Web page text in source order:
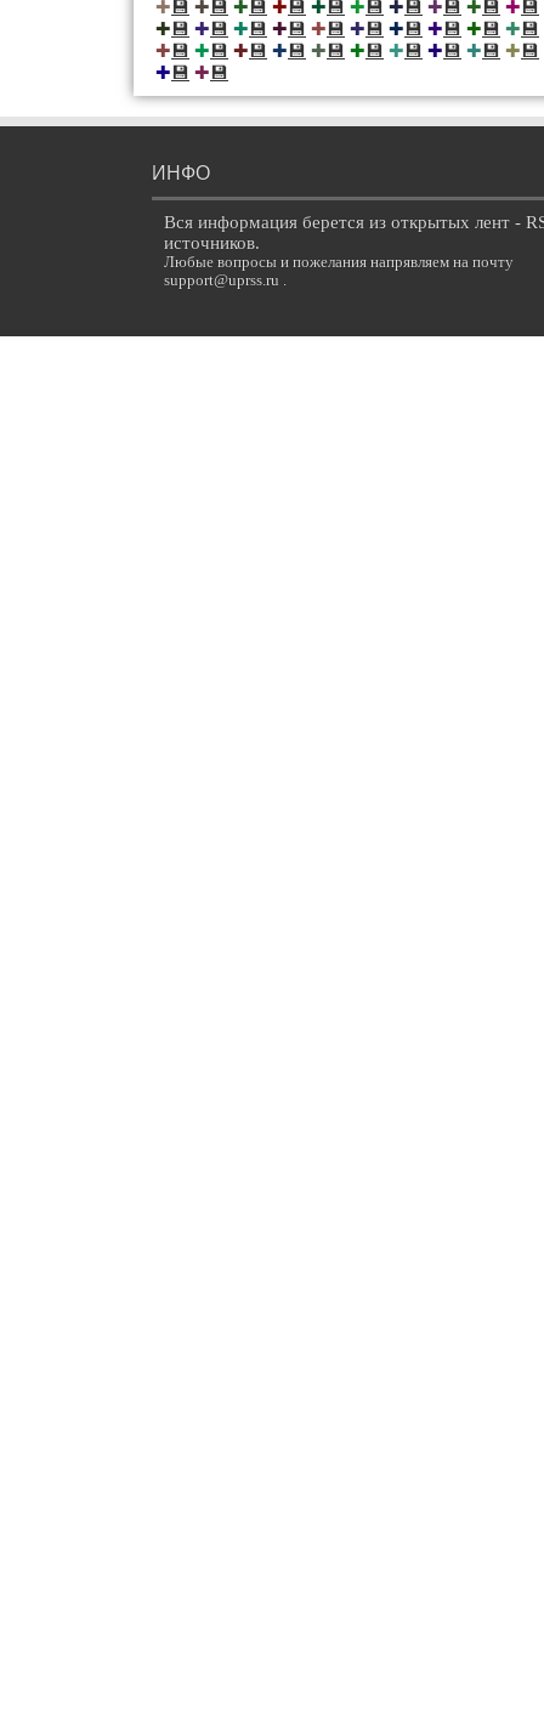
✚💾 ✚💾 ✚💾 ✚💾 ✚💾 ✚💾 ✚💾 ✚💾 ✚💾 ✚💾
✚💾 ✚💾 ✚💾 ✚💾 ✚💾 ✚💾 ✚💾 ✚💾 ✚💾 ✚💾
✚💾 ✚💾 ✚💾 ✚💾 ✚💾 ✚💾 ✚💾 ✚💾 ✚💾 ✚💾
✚💾 ✚💾
ИНФО
Вся информация берется из открытых лент -
источников.
Любые вопросы и пожелания напрявляем на почту
support@uprss.ru .